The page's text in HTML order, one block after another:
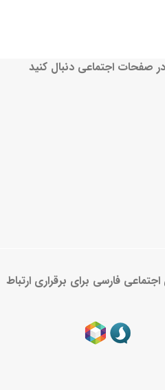
در صفحات اجتماعی دنبال کنید
فارسی برای برقراری ارتباط